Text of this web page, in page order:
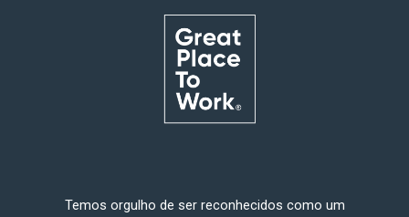
Temos orgulho de ser reconhecidos como um